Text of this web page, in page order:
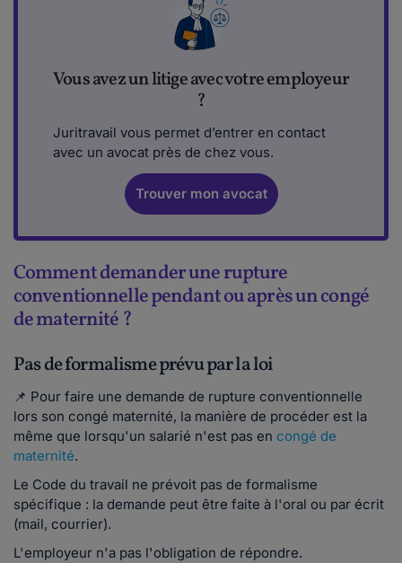
Vous avez un litige avec votre employeur
?
Juritravail vous permet d’entrer en contact
avec un avocat près de chez vous.
Trouver mon avocat
Comment demander une rupture
conventionnelle pendant ou après un congé
de maternité ?
Pas de formalisme prévu par la loi
📌 Pour faire une demande de rupture conventionnelle
lors son congé maternité, la manière de procéder est la
même que lorsqu'un salarié n'est pas en congé de
maternité.
Le Code du travail ne prévoit pas de formalisme
spécifique : la demande peut être faite à l'oral ou par écrit
(mail, courrier).
L'employeur n'a pas l'obligation de répondre.